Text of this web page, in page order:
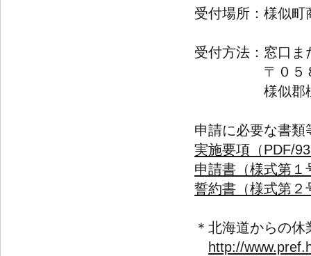
受付場所：様似町
受付方法：窓口
〒０５８－
様似郡様似町
申請に必要な書
実施要項（PDF/
申請書（様式第１
誓約書（様式第２
＊北海道からの
http://